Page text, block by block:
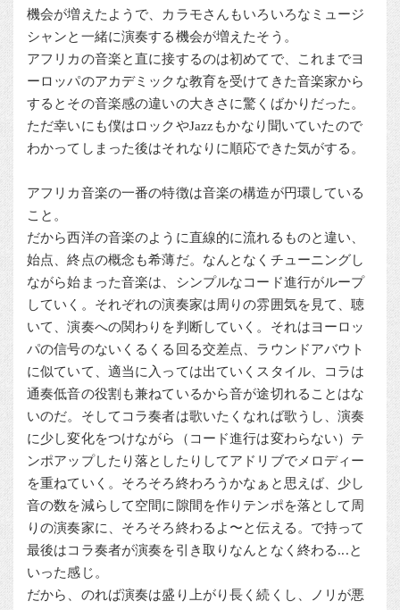
機会が増えたようで、カラモさんもいろいろなミュージ
シャンと一緒に演奏する機会が増えたそう。
アフリカの音楽と直に接するのは初めてで、これまでヨ
ーロッパのアカデミックな教育を受けてきた音楽家から
するとその音楽感の違いの大きさに驚くばかりだった。
ただ幸いにも僕はロックやJazzもかなり聞いていたので
わかってしまった後はそれなりに順応できた気がする。
アフリカ音楽の一番の特徴は音楽の構造が円環している
こと。
だから西洋の音楽のように直線的に流れるものと違い、
始点、終点の概念も希薄だ。なんとなくチューニングし
ながら始まった音楽は、シンプルなコード進行がループ
していく。それぞれの演奏家は周りの雰囲気を見て、聴
いて、演奏への関わりを判断していく。それはヨーロッ
パの信号のないくるくる回る交差点、ラウンドアバウト
に似ていて、適当に入っては出ていくスタイル、コラは
通奏低音の役割も兼ねているから音が途切れることはな
いのだ。そしてコラ奏者は歌いたくなれば歌うし、演奏
に少し変化をつけながら（コード進行は変わらない）テ
ンポアップしたり落としたりしてアドリブでメロディー
を重ねていく。そろそろ終わろうかなぁと思えば、少し
音の数を減らして空間に隙間を作りテンポを落として周
りの演奏家に、そろそろ終わるよ〜と伝える。で持って
最後はコラ奏者が演奏を引き取りなんとなく終わる...と
いった感じ。
だから、のれば演奏は盛り上がり長く続くし、ノリが悪